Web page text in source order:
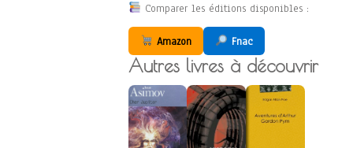
Comparer les éditions disponibles :
Amazon Fnac
Autres livres à découvrir